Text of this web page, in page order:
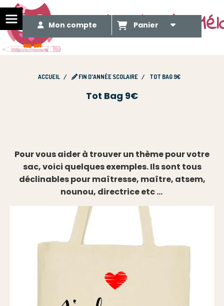
Le Méli Mélo de
Mon compte Panier
ACCUEIL FIN D'ANNÉE SCOLAIRE TOT BAG 9€
Tot Bag 9€
Pour vous aider à trouver un thème pour votre
sac, voici quelques exemples. Ils sont tous
déclinables pour maîtresse, maître, atsem,
nounou, directrice etc ...